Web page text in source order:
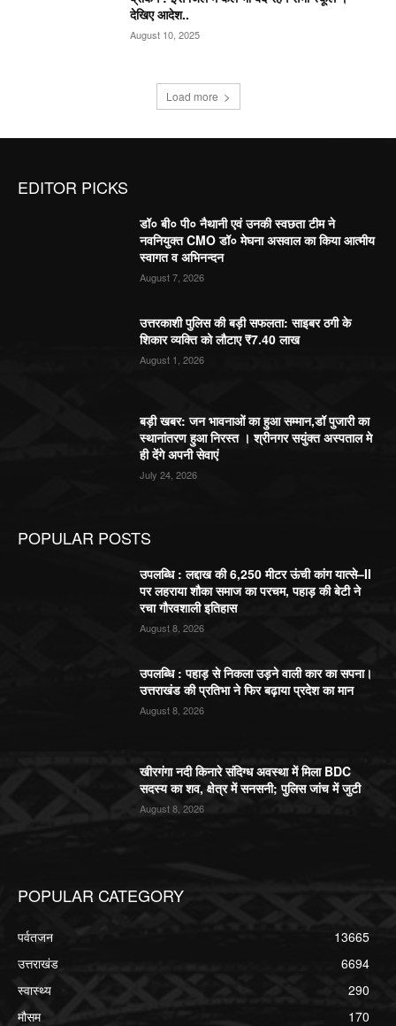
देखिए आदेश..
August 10, 2025
Load more
EDITOR PICKS
डॉ० बी० पी० नैथानी एवं उनकी स्वछता टीम ने
नवनियुक्त CMO डॉ० मेघना असवाल का किया आत्मीय
स्वागत व अभिनन्दन
August 7, 2026
उत्तरकाशी पुलिस की बड़ी सफलता: साइबर ठगी के
शिकार व्यक्ति को लौटाए ₹7.40 लाख
August 1, 2026
बड़ी खबर: जन भावनाओं का हुआ सम्मान,डॉ पुजारी का
स्थानांतरण हुआ निरस्त । श्रीनगर सयुंक्त अस्पताल मे
ही देंगे अपनी सेवाएं
July 24, 2026
POPULAR POSTS
उपलब्धि : लद्दाख की 6,250 मीटर ऊंची कांग यात्से–II
पर लहराया शौका समाज का परचम, पहाड़ की बेटी ने
रचा गौरवशाली इतिहास
August 8, 2026
उपलब्धि : पहाड़ से निकला उड़ने वाली कार का सपना।
उत्तराखंड की प्रतिभा ने फिर बढ़ाया प्रदेश का मान
August 8, 2026
खीरगंगा नदी किनारे संदिग्ध अवस्था में मिला BDC
सदस्य का शव, क्षेत्र में सनसनी; पुलिस जांच में जुटी
August 8, 2026
POPULAR CATEGORY
पर्वतजन
13665
उत्तराखंड
6694
स्वास्थ्य
290
मौसम
170